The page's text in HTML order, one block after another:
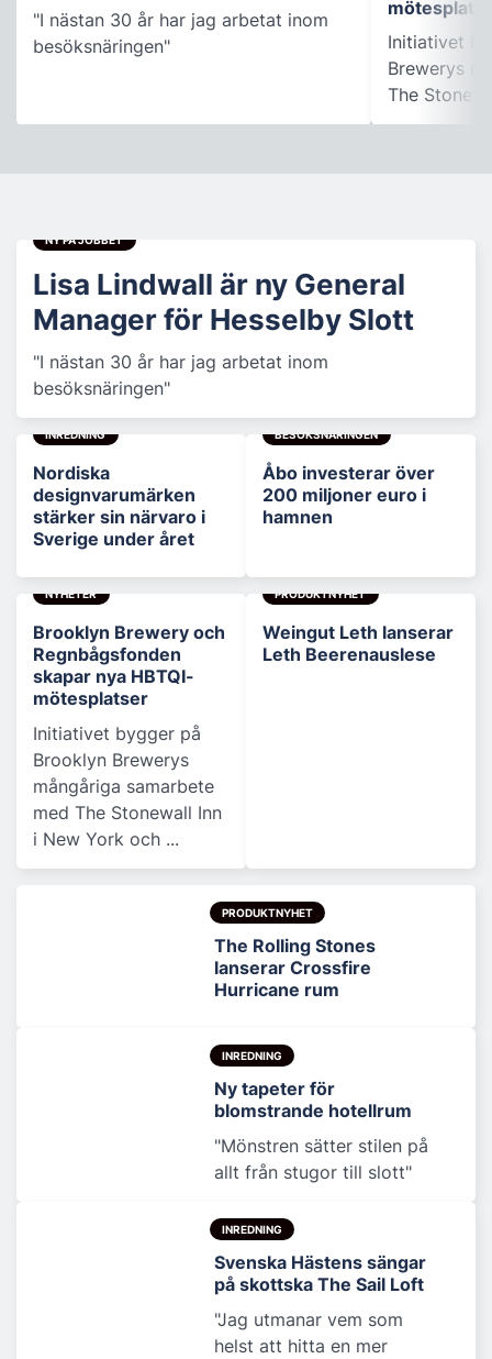
"I nästan 30 år har jag arbetat inom
besöksnäringen"
Initiativet
Brewerys
The
NY PÅ JOBBET
Lisa Lindwall är ny General
Manager för Hesselby Slott
"I nästan 30 år har jag arbetat inom
besöksnäringen"
INREDNING
Nordiska
designvarumärken
stärker sin närvaro i
Sverige under året
BESÖKSNÄRINGEN
Åbo investerar över
200 miljoner euro i
hamnen
NYHETER
Brooklyn Brewery och
Regnbågsfonden
skapar nya HBTQI-
mötesplatser
Initiativet bygger på
Brooklyn Brewerys
mångåriga samarbete
med The Stonewall Inn
i New York och ...
PRODUKTNYHET
Weingut Leth lanserar
Leth Beerenauslese
PRODUKTNYHET
The Rolling Stones
lanserar Crossfire
Hurricane rum
INREDNING
Ny tapeter för
blomstrande hotellrum
"Mönstren sätter stilen på
allt från stugor till slott"
INREDNING
Svenska Hästens sängar
på skottska The Sail Loft
"Jag utmanar vem som
helst att hitta en mer